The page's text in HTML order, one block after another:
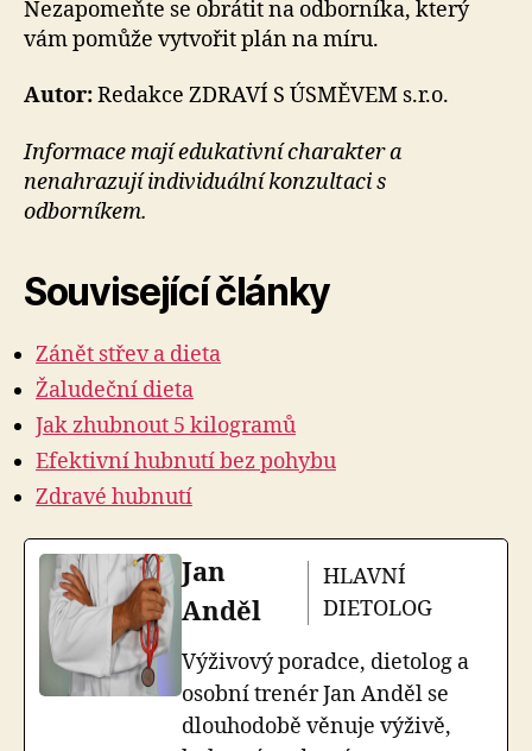
Nezapomeňte se obrátit na odborníka, který
vám pomůže vytvořit plán na míru.
Autor:Redakce ZDRAVÍ S ÚSMĚVEM s.r.o.
Informace mají edukativní charakter a
nenahrazují individuální konzultaci s
odborníkem.
Související články
Zánět střev a dieta
Žaludeční dieta
Jak zhubnout 5 kilogramů
Efektivní hubnutí bez pohybu
Zdravé hubnutí
Jan
Anděl
HLAVNÍ
DIETOLOG
Výživový poradce, dietolog a
osobní trenér Jan Anděl se
dlouhodobě věnuje výživě,